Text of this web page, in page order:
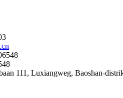
111, Luxiangweg, Baoshan-